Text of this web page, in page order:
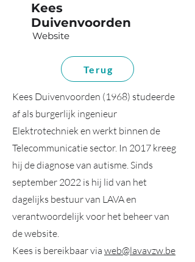
Kees
Duivenvoorden
Website
Terug
Kees Duivenvoorden (1968) studeerde
af als burgerlijk ingenieur
Elektrotechniek en werkt binnen de
Telecommunicatie sector. In 2017 kreeg
hij de diagnose van autisme. Sinds
september 2022 is hij lid van het
dagelijks bestuur van LAVA en
verantwoordelijk voor het beheer van
de website.
Kees is bereikbaar via web@lavavzw.be